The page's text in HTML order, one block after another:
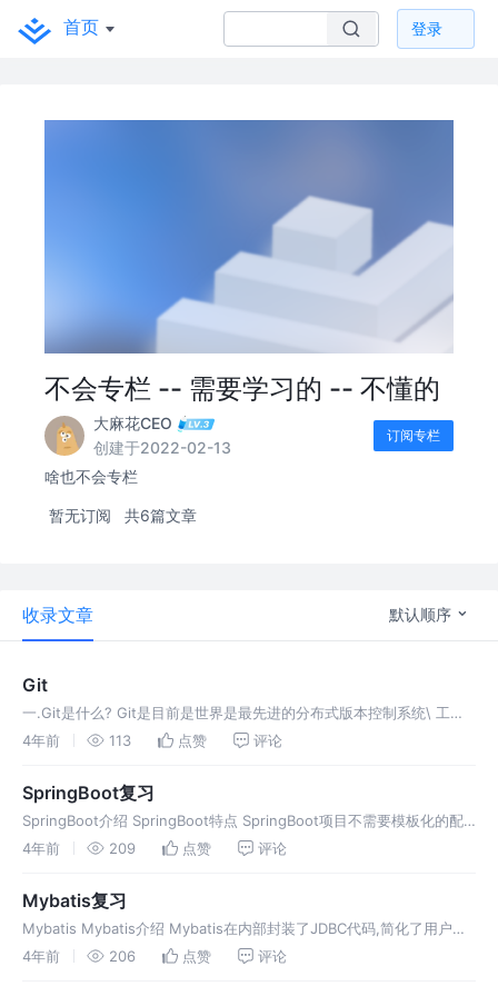
首页 登录
不会专栏 -- 需要学习的 -- 不懂的
大麻花CEO
创建于2022-02-13
订阅专栏
啥也不会专栏
暂无订阅 共6篇文章
收录文章 默认顺序
Git
一.Git是什么? Git是目前是世界是最先进的分布式版本控制系统\ 工作
流程:工作区-缓冲区-本地仓库-远程仓库 二.SVN和Git的最主要的区别
4年前 113 点赞 评论
SpringBoot复习
SpringBoot介绍 SpringBoot特点 SpringBoot项目不需要模板化的配
置 SpringBoot中整合第三方框架,只需要导入相关的starter依赖包,就
4年前 209 点赞 评论
Mybatis复习
Mybatis Mybatis介绍 Mybatis在内部封装了JDBC代码,简化了用户操
作步骤 Mybatis是一款半自动的ORM持久层框架,具有较高的SQL灵活
4年前 206 点赞 评论